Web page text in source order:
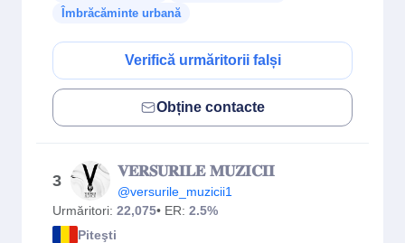
Îmbrăcăminte urbană
Verifică urmăritorii falși
Obține contacte
3
𝐕𝐄𝐑𝐒𝐔𝐑𝐈𝐋𝐄 𝐌𝐔𝐙𝐈𝐂𝐈𝐈
@versurile_muzicii1
Urmăritori: 22,075• ER: 2.5%
Piteşti